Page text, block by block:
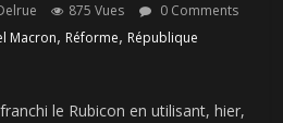
875 Vues
0 Comments
Macron, Réforme, République
le Rubicon en utilisant, hier,